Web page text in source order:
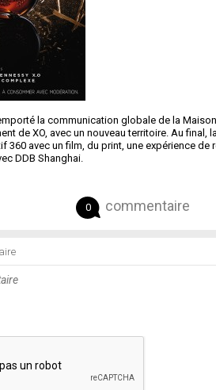
la communication globale de la
de XO, avec un nouveau territoire. Au
avec un film, du print, une expérience de
DDB Shanghai.
0 commentaire